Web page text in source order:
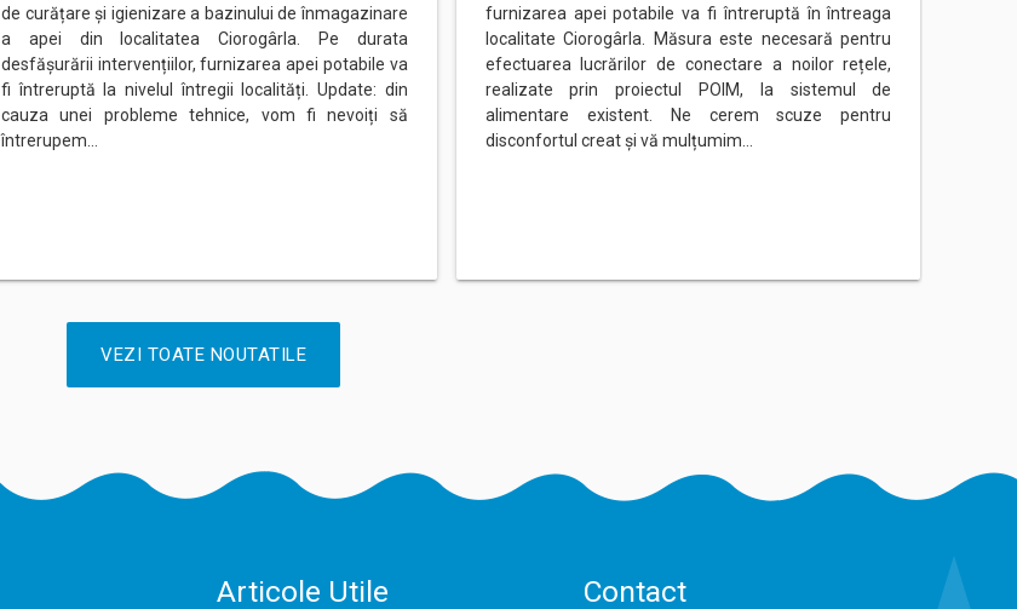
de curățare și igienizare a bazinului de înmagazinare
a apei din localitatea Ciorogârla. Pe durata
desfășurării intervențiilor, furnizarea apei potabile va
fi întreruptă la nivelul întregii localități. Update: din
cauza unei probleme tehnice, vom fi nevoiți să
întrerupem…
furnizarea apei potabile va fi întreruptă în întreaga
localitate Ciorogârla. Măsura este necesară pentru
efectuarea lucrărilor de conectare a noilor rețele,
realizate prin proiectul POIM, la sistemul de
alimentare existent. Ne cerem scuze pentru
disconfortul creat și vă mulțumim…
VEZI TOATE NOUTATILE
Articole Utile Contact